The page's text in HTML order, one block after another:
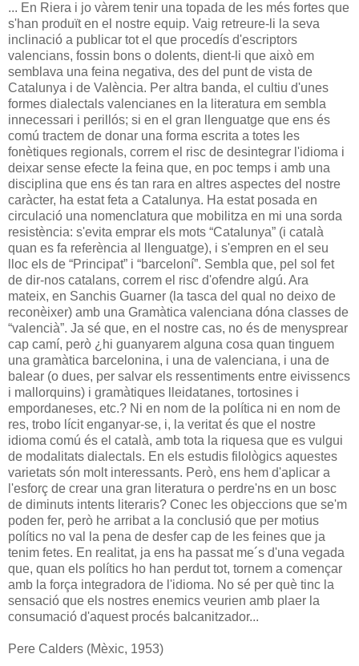
... En Riera i jo vàrem tenir una topada de les més fortes que
s'han produït en el nostre equip. Vaig retreure-li la seva
inclinació a publicar tot el que procedís d'escriptors
valencians, fossin bons o dolents, dient-li que això em
semblava una feina negativa, des del punt de vista de
Catalunya i de València. Per altra banda, el cultiu d'unes
formes dialectals valencianes en la literatura em sembla
innecessari i perillós; si en el gran llenguatge que ens és
comú tractem de donar una forma escrita a totes les
fonètiques regionals, correm el risc de desintegrar l'idioma i
deixar sense efecte la feina que, en poc temps i amb una
disciplina que ens és tan rara en altres aspectes del nostre
caràcter, ha estat feta a Catalunya. Ha estat posada en
circulació una nomenclatura que mobilitza en mi una sorda
resistència: s'evita emprar els mots “Catalunya” (i català
quan es fa referència al llenguatge), i s'empren en el seu
lloc els de “Principat” i “barceloní”. Sembla que, pel sol fet
de dir-nos catalans, correm el risc d'ofendre algú. Ara
mateix, en Sanchis Guarner (la tasca del qual no deixo de
reconèixer) amb una Gramàtica valenciana dóna classes de
“valencià”. Ja sé que, en el nostre cas, no és de menysprear
cap camí, però ¿hi guanyarem alguna cosa quan tinguem
una gramàtica barcelonina, i una de valenciana, i una de
balear (o dues, per salvar els ressentiments entre eivissencs
i mallorquins) i gramàtiques lleidatanes, tortosines i
empordaneses, etc.? Ni en nom de la política ni en nom de
res, trobo lícit enganyar-se, i, la veritat és que el nostre
idioma comú és el català, amb tota la riquesa que es vulgui
de modalitats dialectals. En els estudis filològics aquestes
varietats són molt interessants. Però, ens hem d'aplicar a
l'esforç de crear una gran literatura o perdre'ns en un bosc
de diminuts intents literaris? Conec les objeccions que se'm
poden fer, però he arribat a la conclusió que per motius
polítics no val la pena de desfer cap de les feines que ja
tenim fetes. En realitat, ja ens ha passat me´s d'una vegada
que, quan els polítics ho han perdut tot, tornem a començar
amb la força integradora de l'idioma. No sé per què tinc la
sensació que els nostres enemics veurien amb plaer la
consumació d'aquest procés balcanitzador...
Pere Calders (Mèxic, 1953)